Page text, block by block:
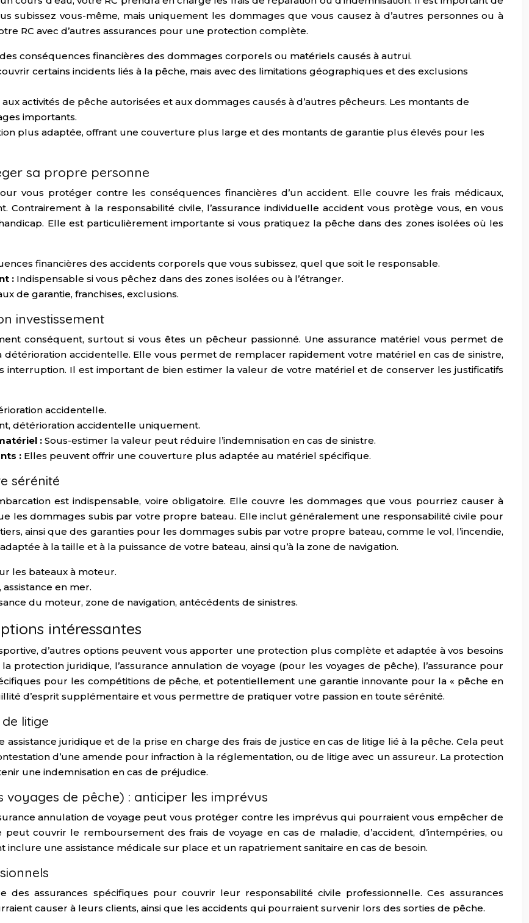
subissez vous-même, mais uniquement les dommages que vous causez à d’autres personnes ou à
RC avec d’autres assurances pour une protection complète.
conséquences financières des dommages corporels ou matériels causés à autrui.
certains incidents liés à la pêche, mais avec des limitations géographiques et des exclusions
activités de pêche autorisées et aux dommages causés à d’autres pêcheurs. Les montants de
importants.
plus adaptée, offrant une couverture plus large et des montants de garantie plus élevés pour les
sa propre personne
vous protéger contre les conséquences financières d’un accident. Elle couvre les frais médicaux,
Contrairement à la responsabilité civile, l’assurance individuelle accident vous protège vous, en vous
Elle est particulièrement importante si vous pratiquez la pêche dans des zones isolées où les
financières des accidents corporels que vous subissez, quel que soit le responsable.
: Indispensable si vous pêchez dans des zones isolées ou à l’étranger.
de garantie, franchises, exclusions.
investissement
conséquent, surtout si vous êtes un pêcheur passionné. Une assurance matériel vous permet de
accidentelle. Elle vous permet de remplacer rapidement votre matériel en cas de sinistre,
interruption. Il est important de bien estimer la valeur de votre matériel et de conserver les justificatifs
accidentelle.
détérioration accidentelle uniquement.
: Sous-estimer la valeur peut réduire l’indemnisation en cas de sinistre.
: Elles peuvent offrir une couverture plus adaptée au matériel spécifique.
sérénité
est indispensable, voire obligatoire. Elle couvre les dommages que vous pourriez causer à
les dommages subis par votre propre bateau. Elle inclut généralement une responsabilité civile pour
ainsi que des garanties pour les dommages subis par votre propre bateau, comme le vol, l’incendie,
à la taille et à la puissance de votre bateau, ainsi qu’à la zone de navigation.
les bateaux à moteur.
en mer.
du moteur, zone de navigation, antécédents de sinistres.
intéressantes
d’autres options peuvent vous apporter une protection plus complète et adaptée à vos besoins
protection juridique, l’assurance annulation de voyage (pour les voyages de pêche), l’assurance pour
pour les compétitions de pêche, et potentiellement une garantie innovante pour la « pêche en
d’esprit supplémentaire et vous permettre de pratiquer votre passion en toute sérénité.
litige
juridique et de la prise en charge des frais de justice en cas de litige lié à la pêche. Cela peut
d’une amende pour infraction à la réglementation, ou de litige avec un assureur. La protection
une indemnisation en cas de préjudice.
de pêche) : anticiper les imprévus
annulation de voyage peut vous protéger contre les imprévus qui pourraient vous empêcher de
couvrir le remboursement des frais de voyage en cas de maladie, d’accident, d’intempéries, ou
une assistance médicale sur place et un rapatriement sanitaire en cas de besoin.
des assurances spécifiques pour couvrir leur responsabilité civile professionnelle. Ces assurances
causer à leurs clients, ainsi que les accidents qui pourraient survenir lors des sorties de pêche.